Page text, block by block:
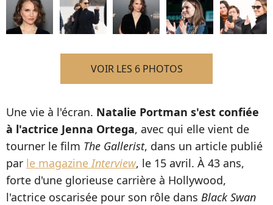
VOIR LES 6 PHOTOS
Une vie à l'écran. Natalie Portman s'est confiée
à l'actrice Jenna Ortega, avec qui elle vient de
tourner le film The Gallerist, dans un article publié
par le magazineInterview, le 15 avril. À 43 ans,
forte d'une glorieuse carrière à Hollywood,
l'actrice oscarisée pour son rôle dans Black Swan